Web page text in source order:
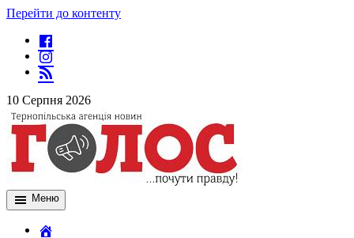
Перейти до контенту
10 Серпня 2026
Меню